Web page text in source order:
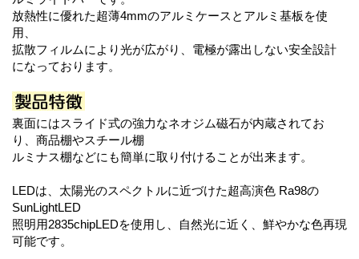
放熱性に優れた超薄4mmのアルミケースとアルミ基板を使
用、
拡散フィルムにより光が広がり、電極が露出しない安全設計
になっております。
裏面にはスライド式の強力なネオジム磁石が内蔵されてお
り、商品棚やスチール棚
ルミナス棚などにも簡単に取り付けることが出来ます。
LEDは、太陽光のスペクトルに近づけた超高演色 Ra98の
SunLightLED
照明用2835chipLEDを使用し、自然光に近く、鮮やかな色再現
可能です。